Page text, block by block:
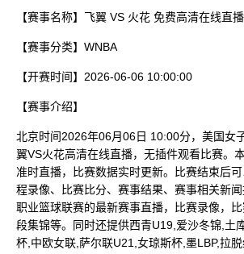
【赛事名称】 飞翼 VS 火花 免费高清在线直播
【赛事分类】 WNBA
【开赛时间】 2026-06-06 10:00:00
【赛事介绍】
北京时间2026年06月06日 10:00分，美国女
翼VS火花高清在线直播，无插件观看比赛。
准时直播，比赛数据实时更新。比赛结束后
程录像、比赛比分、赛事结果、赛事相关新
职业篮球联赛的最新赛事直播，比赛录像，
段集锦等。同时还提供西青U19,爱沙冬锦,土
杯,中欧女联,萨尔联U21,女琼斯杯,墨LBP,拉